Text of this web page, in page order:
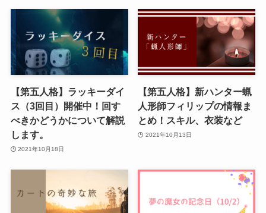
【第五人格】ラッキーダイ
ス（3回目）開催中！回す
べきかどうかについて解説
します。
2021年10月18日
【第五人格】新ハンター蝋
人形師フィリップの情報ま
とめ！スキル、衣装など
2021年10月13日